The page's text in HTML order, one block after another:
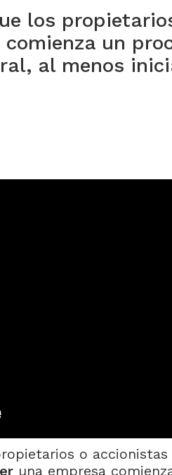
los
comienza un
al menos
o accionistas
una empresa